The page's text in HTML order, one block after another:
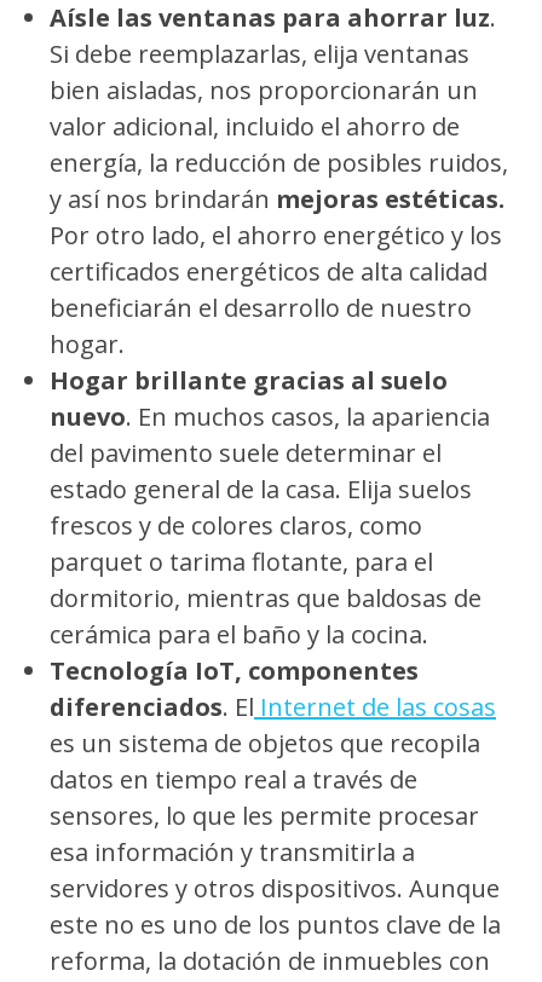
Aísle las ventanas para ahorrar luz.
Si debe reemplazarlas, elija ventanas
bien aisladas, nos proporcionarán un
valor adicional, incluido el ahorro de
energía, la reducción de posibles ruidos,
y así nos brindarán mejoras estéticas.
Por otro lado, el ahorro energético y los
certificados energéticos de alta calidad
beneficiarán el desarrollo de nuestro
hogar.
Hogar brillante gracias al suelo
nuevo. En muchos casos, la apariencia
del pavimento suele determinar el
estado general de la casa. Elija suelos
frescos y de colores claros, como
parquet o tarima flotante, para el
dormitorio, mientras que baldosas de
cerámica para el baño y la cocina.
Tecnología IoT, componentes
diferenciados. El Internet de las cosas
es un sistema de objetos que recopila
datos en tiempo real a través de
sensores, lo que les permite procesar
esa información y transmitirla a
servidores y otros dispositivos. Aunque
este no es uno de los puntos clave de la
reforma, la dotación de inmuebles con